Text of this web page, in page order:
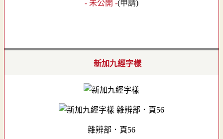
- 未公開 -(申請)
新加九經字樣
雜辨部．頁56